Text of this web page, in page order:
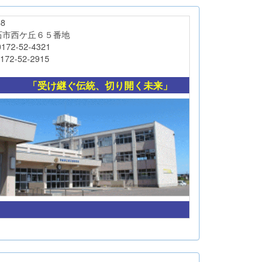
丘６５番地
4321
2915
「受け継ぐ伝統、切り開く未来」